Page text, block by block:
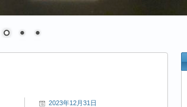
2023年12月31日